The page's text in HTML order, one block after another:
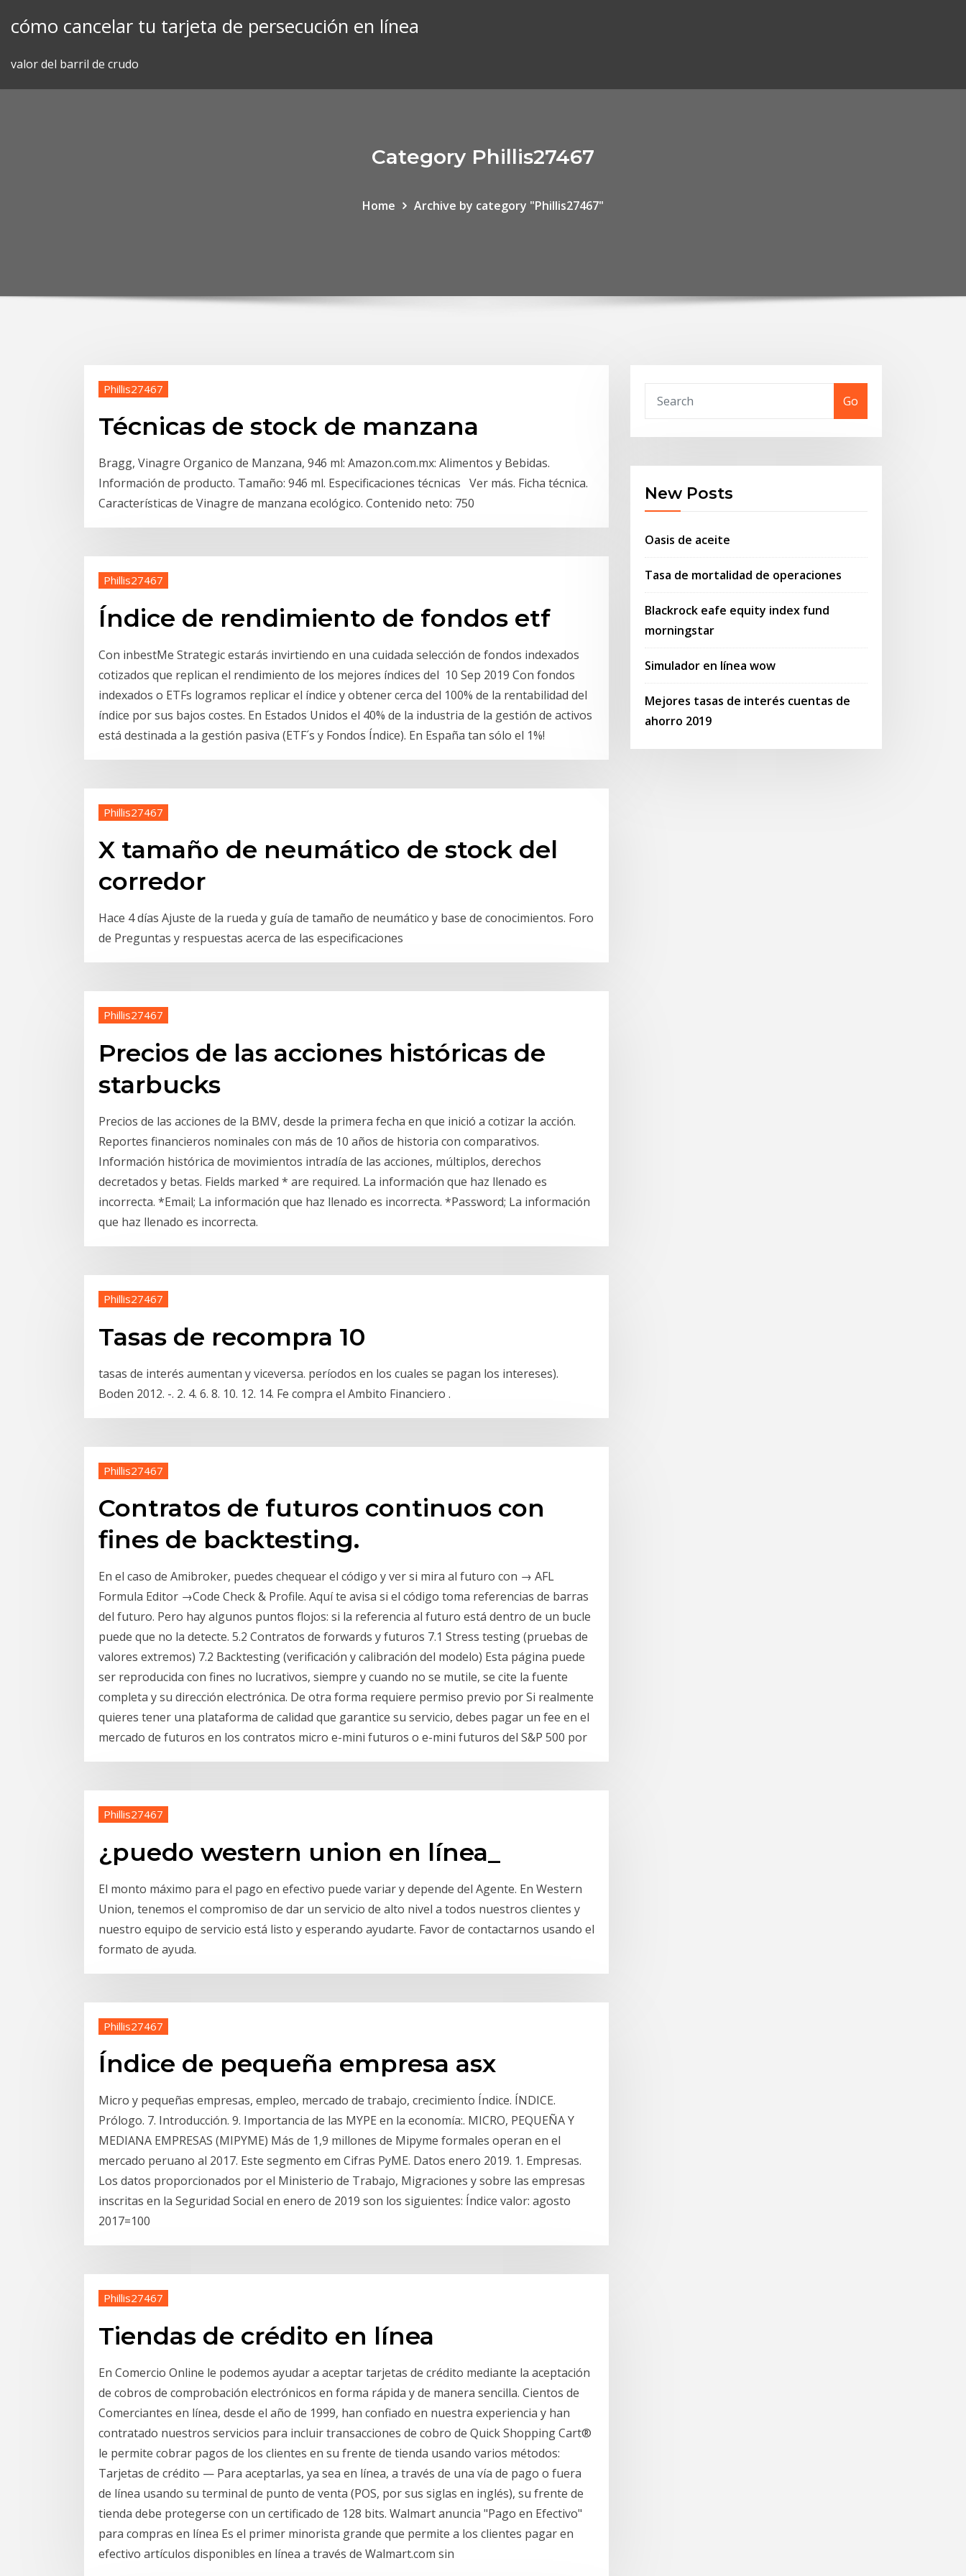
cómo cancelar tu tarjeta de persecución en línea
valor del barril de crudo
Category Phillis27467
Home Archive by category "Phillis27467"
Phillis27467
Técnicas de stock de manzana
Bragg, Vinagre Organico de Manzana, 946 ml: Amazon.com.mx: Alimentos y Bebidas.
Información de producto. Tamaño: 946 ml. Especificaciones técnicas Ver más. Ficha técnica.
Características de Vinagre de manzana ecológico. Contenido neto: 750
Phillis27467
Índice de rendimiento de fondos etf
Con inbestMe Strategic estarás invirtiendo en una cuidada selección de fondos indexados
cotizados que replican el rendimiento de los mejores índices del 10 Sep 2019 Con fondos
indexados o ETFs logramos replicar el índice y obtener cerca del 100% de la rentabilidad del
índice por sus bajos costes. En Estados Unidos el 40% de la industria de la gestión de activos
está destinada a la gestión pasiva (ETF´s y Fondos Índice). En España tan sólo el 1%!
Phillis27467
X tamaño de neumático de stock del
corredor
Hace 4 días Ajuste de la rueda y guía de tamaño de neumático y base de conocimientos. Foro
de Preguntas y respuestas acerca de las especificaciones
Phillis27467
Precios de las acciones históricas de
starbucks
Precios de las acciones de la BMV, desde la primera fecha en que inició a cotizar la acción.
Reportes financieros nominales con más de 10 años de historia con comparativos.
Información histórica de movimientos intradía de las acciones, múltiplos, derechos
decretados y betas. Fields marked * are required. La información que haz llenado es
incorrecta. *Email; La información que haz llenado es incorrecta. *Password; La información
que haz llenado es incorrecta.
Phillis27467
Tasas de recompra 10
tasas de interés aumentan y viceversa. períodos en los cuales se pagan los intereses).
Boden 2012. -. 2. 4. 6. 8. 10. 12. 14. Fe compra el Ambito Financiero .
Phillis27467
Contratos de futuros continuos con
fines de backtesting.
En el caso de Amibroker, puedes chequear el código y ver si mira al futuro con → AFL
Formula Editor →Code Check & Profile. Aquí te avisa si el código toma referencias de barras
del futuro. Pero hay algunos puntos flojos: si la referencia al futuro está dentro de un bucle
puede que no la detecte. 5.2 Contratos de forwards y futuros 7.1 Stress testing (pruebas de
valores extremos) 7.2 Backtesting (verificación y calibración del modelo) Esta página puede
ser reproducida con fines no lucrativos, siempre y cuando no se mutile, se cite la fuente
completa y su dirección electrónica. De otra forma requiere permiso previo por Si realmente
quieres tener una plataforma de calidad que garantice su servicio, debes pagar un fee en el
mercado de futuros en los contratos micro e-mini futuros o e-mini futuros del S&P 500 por
Phillis27467
¿puedo western union en línea_
El monto máximo para el pago en efectivo puede variar y depende del Agente. En Western
Union, tenemos el compromiso de dar un servicio de alto nivel a todos nuestros clientes y
nuestro equipo de servicio está listo y esperando ayudarte. Favor de contactarnos usando el
formato de ayuda.
Phillis27467
Índice de pequeña empresa asx
Micro y pequeñas empresas, empleo, mercado de trabajo, crecimiento Índice. ÍNDICE.
Prólogo. 7. Introducción. 9. Importancia de las MYPE en la economía:. MICRO, PEQUEÑA Y
MEDIANA EMPRESAS (MIPYME) Más de 1,9 millones de Mipyme formales operan en el
mercado peruano al 2017. Este segmento em Cifras PyME. Datos enero 2019. 1. Empresas.
Los datos proporcionados por el Ministerio de Trabajo, Migraciones y sobre las empresas
inscritas en la Seguridad Social en enero de 2019 son los siguientes: Índice valor: agosto
2017=100
Phillis27467
Tiendas de crédito en línea
En Comercio Online le podemos ayudar a aceptar tarjetas de crédito mediante la aceptación
de cobros de comprobación electrónicos en forma rápida y de manera sencilla. Cientos de
Comerciantes en línea, desde el año de 1999, han confiado en nuestra experiencia y han
contratado nuestros servicios para incluir transacciones de cobro de Quick Shopping Cart®
le permite cobrar pagos de los clientes en su frente de tienda usando varios métodos:
Tarjetas de crédito — Para aceptarlas, ya sea en línea, a través de una vía de pago o fuera
de línea usando su terminal de punto de venta (POS, por sus siglas en inglés), su frente de
tienda debe protegerse con un certificado de 128 bits. Walmart anuncia "Pago en Efectivo"
para compras en línea Es el primer minorista grande que permite a los clientes pagar en
efectivo artículos disponibles en línea a través de Walmart.com sin
Go
New Posts
Oasis de aceite
Tasa de mortalidad de operaciones
Blackrock eafe equity index fund
morningstar
Simulador en línea wow
Mejores tasas de interés cuentas de
ahorro 2019